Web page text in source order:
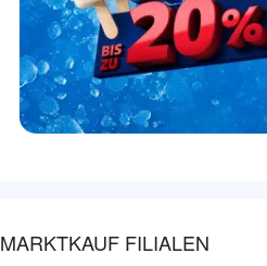
MARKTKAUF FILIALEN